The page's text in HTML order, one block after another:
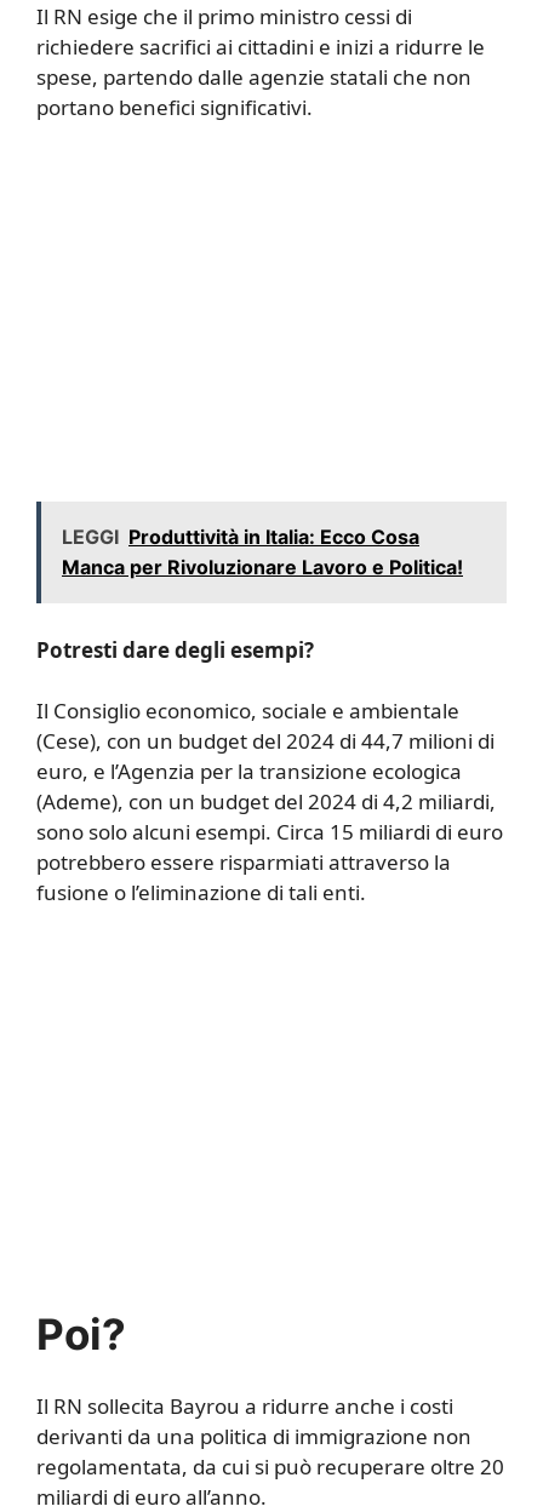
Il RN esige che il primo ministro cessi di
richiedere sacrifici ai cittadini e inizi a ridurre le
spese, partendo dalle agenzie statali che non
portano benefici significativi.
LEGGI Produttività in Italia: Ecco Cosa
Manca per Rivoluzionare Lavoro e Politica!
Potresti dare degli esempi?
Il Consiglio economico, sociale e ambientale
(Cese), con un budget del 2024 di 44,7 milioni di
euro, e l’Agenzia per la transizione ecologica
(Ademe), con un budget del 2024 di 4,2 miliardi,
sono solo alcuni esempi. Circa 15 miliardi di euro
potrebbero essere risparmiati attraverso la
fusione o l’eliminazione di tali enti.
Poi?
Il RN sollecita Bayrou a ridurre anche i costi
derivanti da una politica di immigrazione non
regolamentata, da cui si può recuperare oltre 20
miliardi di euro all’anno.